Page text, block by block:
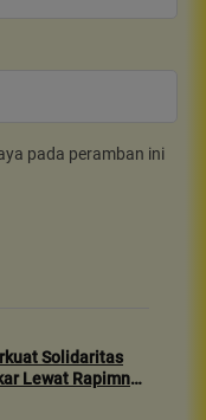
pada peramban ini
Solidaritas
Lewat Rapimnas
Dhuafa